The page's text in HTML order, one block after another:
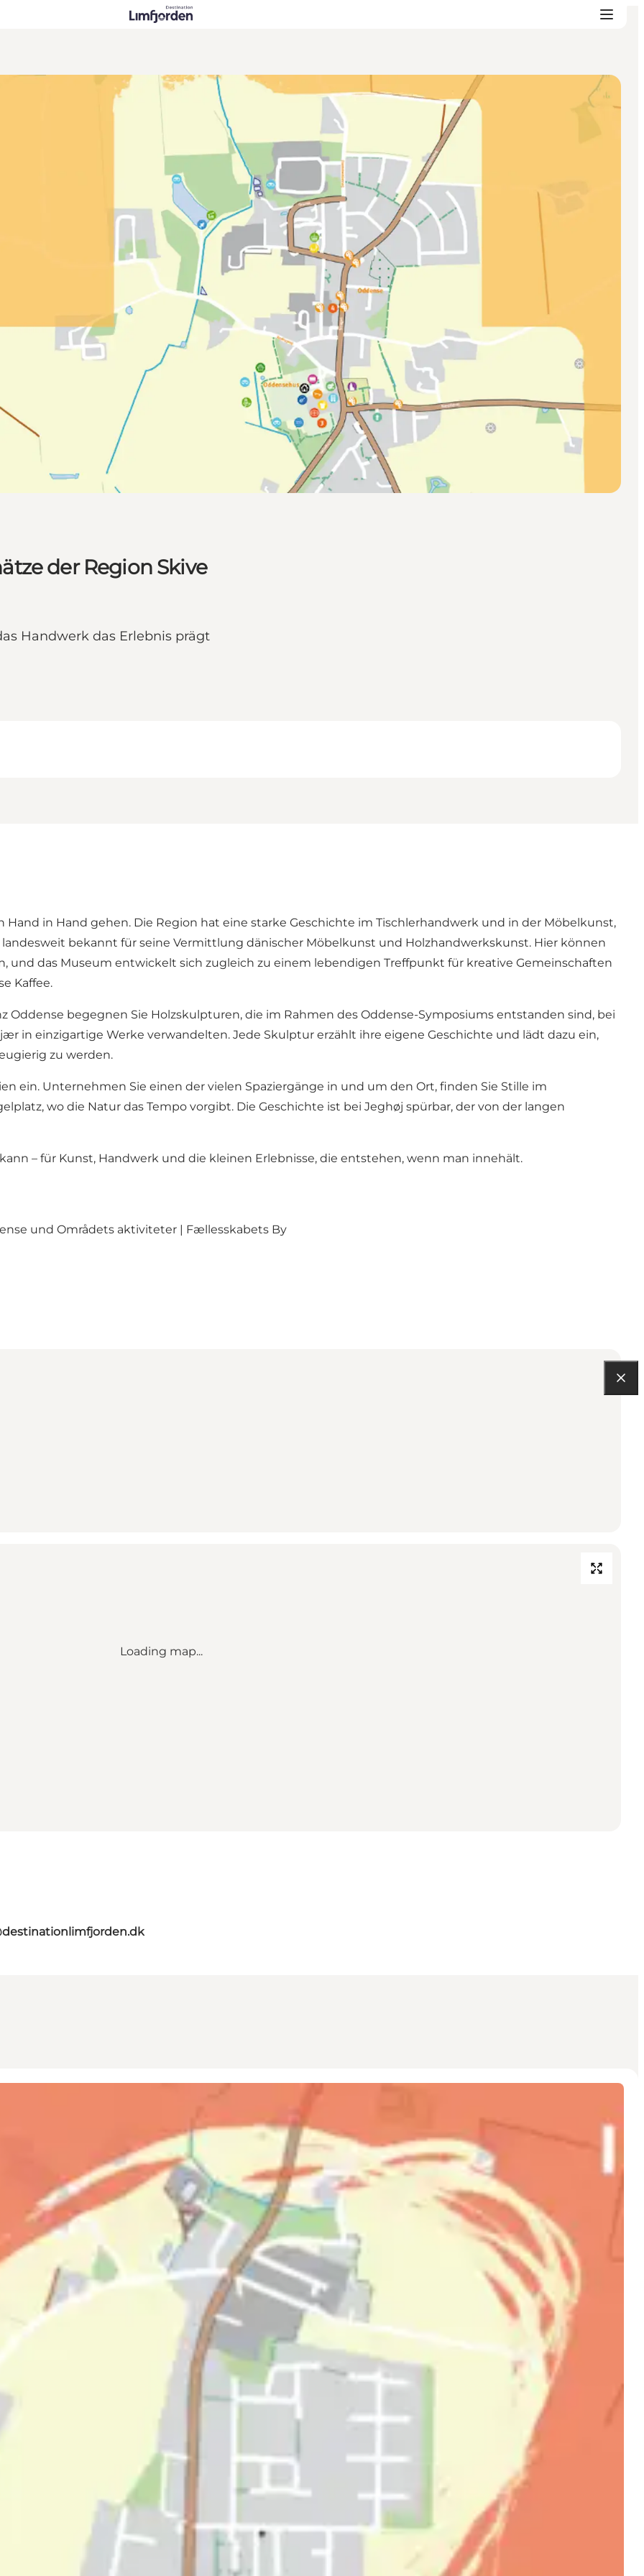
der Region Skive
Handwerk das Erlebnis prägt
in Hand gehen. Die Region hat eine starke Geschichte im Tischlerhandwerk und in der Möbelkunst,
bekannt für seine Vermittlung dänischer Möbelkunst und Holzhandwerkskunst. Hier können
und das Museum entwickelt sich zugleich zu einem lebendigen Treffpunkt für kreative Gemeinschaften
Kaffee.
Oddense begegnen Sie Holzskulpturen, die im Rahmen des Oddense-Symposiums entstanden sind, bei
in einzigartige Werke verwandelten. Jede Skulptur erzählt ihre eigene Geschichte und lädt dazu ein,
zu werden.
ein. Unternehmen Sie einen der vielen Spaziergänge in und um den Ort, finden Sie Stille im
wo die Natur das Tempo vorgibt. Die Geschichte ist bei Jeghøj spürbar, der von der langen
– für Kunst, Handwerk und die kleinen Erlebnisse, die entstehen, wenn man innehält.
und Områdets aktiviteter | Fællesskabets By
Loading map...